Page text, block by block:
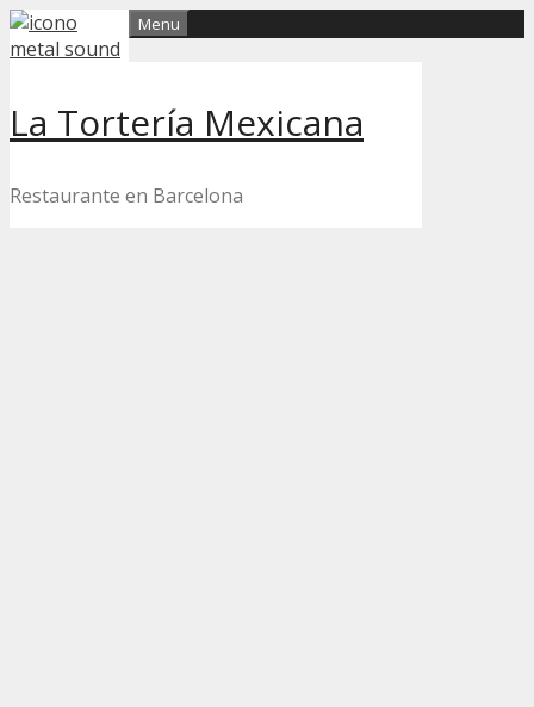
Skip
to
La Tortería Mexicana
Restaurante en Barcelona
Menu